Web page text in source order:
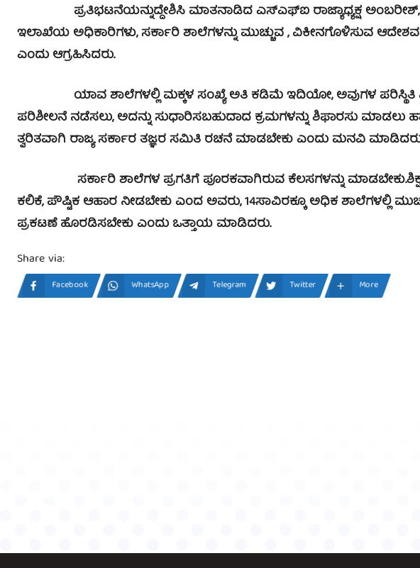
ಪ್ರತಿಭಟನೆಯನ್ನುದ್ದೇಶಿಸಿ ಮಾತನಾಡಿದ ಎಸ್‍ಎಫ್‍ಐ ರಾಜ್ಯಾಧ್ಯಕ್ಷ ಅಂಬರೀಶ್,
ಇಲಾಖೆಯ ಅಧಿಕಾರಿಗಳು, ಸರ್ಕಾರಿ ಶಾಲೆಗಳನ್ನು ಮುಚ್ಚುವ , ವಿಕೀನಗೊಳಿಸುವ
ಎಂದು ಆಗ್ರಹಿಸಿದರು.
ಯಾವ ಶಾಲೆಗಳಲ್ಲಿ ಮಕ್ಕಳ ಸಂಖ್ಯೆ ಅತಿ ಕಡಿಮೆ ಇದಿಯೋ, ಅವುಗಳ ಪರಿಸ್ಥಿತಿ
ಪರಿಶೀಲನೆ ನಡೆಸಲು, ಅದನ್ನು ಸುಧಾರಿಸಬಹುದಾದ ಕ್ರಮಗಳನ್ನು ಶಿಫಾರಸು ಮಾಡಲು
ತ್ವರಿತವಾಗಿ ರಾಜ್ಯ ಸರ್ಕಾರ ತಜ್ಞರ ಸಮಿತಿ ರಚನೆ ಮಾಡಬೇಕು ಎಂದು ಮನವಿ
ಸರ್ಕಾರಿ ಶಾಲೆಗಳ ಪ್ರಗತಿಗೆ ಪೂರಕವಾಗಿರುವ ಕೆಲಸಗಳನ್ನು
ಕಲಿಕೆ, ಪೌಷ್ಟಿಕ ಆಹಾರ ನೀಡಬೇಕು ಎಂದ ಅವರು, 14ಸಾವಿರಕ್ಕೂ ಅಧಿಕ ಶಾಲೆಗಳಲ್ಲಿ
ಪ್ರಕಟಣೆ ಹೊರಡಿಸಬೇಕು ಎಂದು ಒತ್ತಾಯ ಮಾಡಿದರು.
Share via:
Facebook WhatsApp Telegram Twitter More